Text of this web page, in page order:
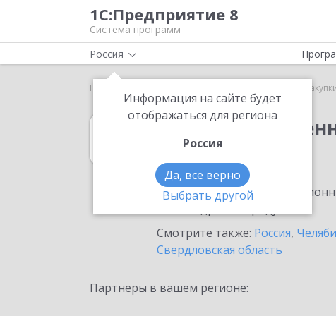
1С:Предприятие 8
Система программ
Россия
Информация на сайте будет
отображаться для региона
Россия
Да, все верно
Выбрать другой
Главная 1С:Государственные и муниципальные
в Трехгорном
Ознакомьтесь с
Смотрите также: Россия,
Свердловская область
Партнеры в вашем регионе: